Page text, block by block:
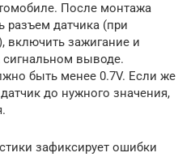
После монтажа
датчика (при
зажигание и
сигнальном выводе.
быть менее 0.7V. Если же
до нужного значения,
зафиксирует ошибки